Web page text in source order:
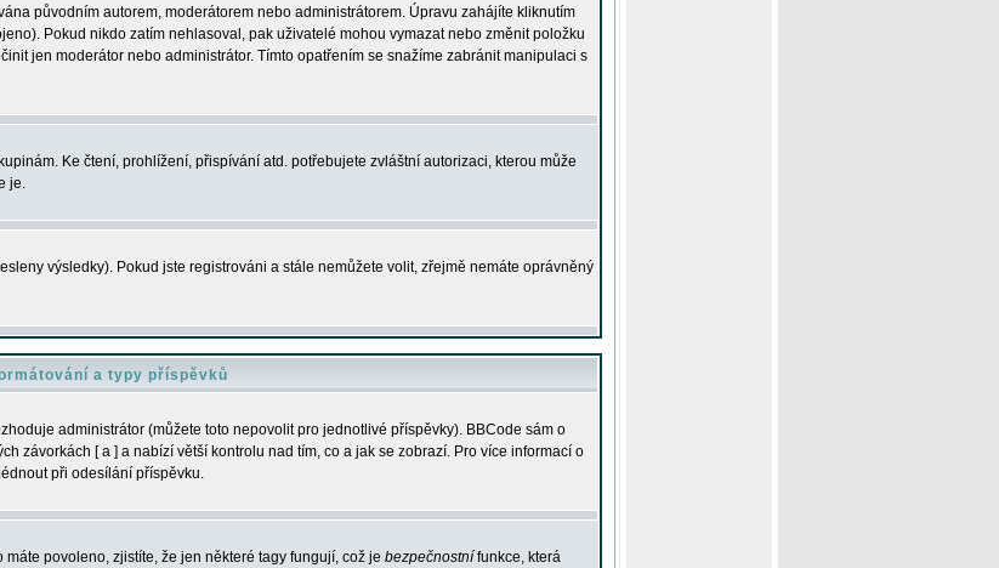
původním autorem, moderátorem nebo administrátorem. Úpravu zahájíte kliknutím
Pokud nikdo zatím nehlasoval, pak uživatelé mohou vymazat nebo změnit položku
jen moderátor nebo administrátor. Tímto opatřením se snažíme zabránit manipulaci s
Ke čtení, prohlížení, přispívání atd. potřebujete zvláštní autorizaci, kterou může
je.
výsledky). Pokud jste registrováni a stále nemůžete volit, zřejmě nemáte oprávněný
a typy příspěvků
administrátor (můžete toto nepovolit pro jednotlivé příspěvky). BBCode sám o
závorkách [ a ] a nabízí větší kontrolu nad tím, co a jak se zobrazí. Pro více informací o
při odesílání příspěvku.
povoleno, zjistíte, že jen některé tagy fungují, což je bezpečnostní funkce, která